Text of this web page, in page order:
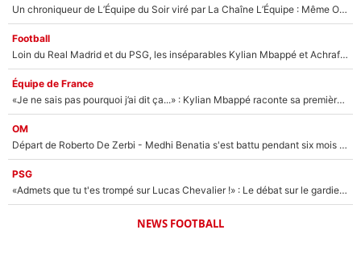
Un chroniqueur de L’Équipe du Soir viré par La Chaîne L’Équipe : Même Olivier Ménard n’avait pas pu empêcher son départ, «je l’ai appris sur Twitter, je l’ai vécu assez mal»
Football
Loin du Real Madrid et du PSG, les inséparables Kylian Mbappé et Achraf Hakimi changent d'équipe le temps d'une journée !
Équipe de France
«Je ne sais pas pourquoi j’ai dit ça...» : Kylian Mbappé raconte sa première rencontre avec Zinédine Zidane (et c’est très drôle)
OM
Départ de Roberto De Zerbi - Medhi Benatia s'est battu pendant six mois pour le retenir à l'OM, le PSG a été le naufrage de trop : «Je pars avec toi»
PSG
«Admets que tu t'es trompé sur Lucas Chevalier !» : Le débat sur le gardien du PSG vire au clash à l'After Foot
NEWS FOOTBALL